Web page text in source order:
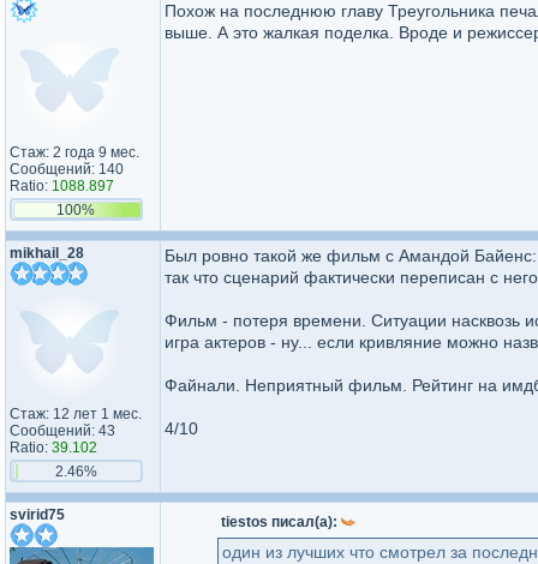
Стаж: 2 года 9 мес.
Сообщений: 140
Ratio: 1088.897
100%
Похож на последнюю главу Треугольника
выше. А это жалкая поделка. Вроде и
mikhail_28
Стаж: 12 лет 1 мес.
Сообщений: 43
Ratio: 39.102
2.46%
Был ровно такой же фильм с Амандой
так что сценарий фактически переписан с него
Фильм - потеря времени. Ситуации насквозь
игра актеров - ну... если кривляние можно
Файнали. Неприятный фильм. Рейтинг на
4/10
svirid75 tiestos писал(а):
один из лучших что смотрел за